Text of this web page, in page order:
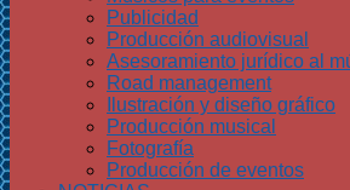
Publicidad
Producción audiovisual
Asesoramiento jurídico al
Road management
Ilustración y diseño gráfico
Producción musical
Fotografía
Producción de eventos